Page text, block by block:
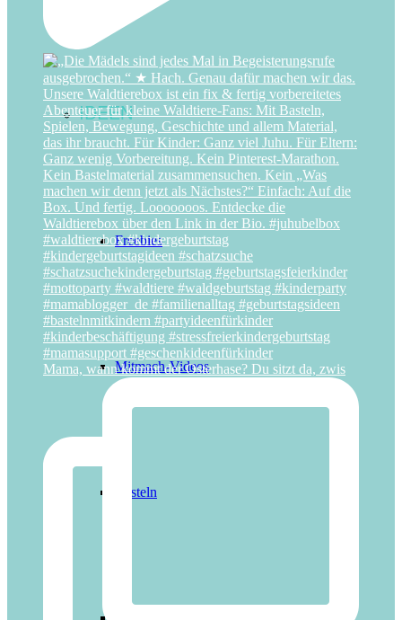
IDEEN
Freebies
Mitmach-Videos
Basteln
Mama, wann kommt der Osterhase? Du sitzt da, zwis